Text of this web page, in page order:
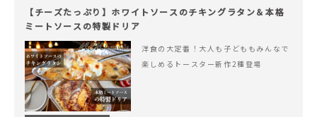
【チーズたっぷり】ホワイトソースのチキングラタン＆本格
ミートソースの特製ドリア
洋食の大定番！大人も子どももみんなで
楽しめるトースター新作2種登場